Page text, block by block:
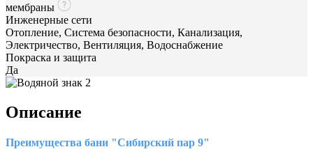
мембраны
Инженерные сети
Отопление, Система безопасности, Канализация,
Электричество, Вентиляция, Водоснабжение
Покраска и защита
Да
Описание
Преимущества бани "Сибирский пар 9"